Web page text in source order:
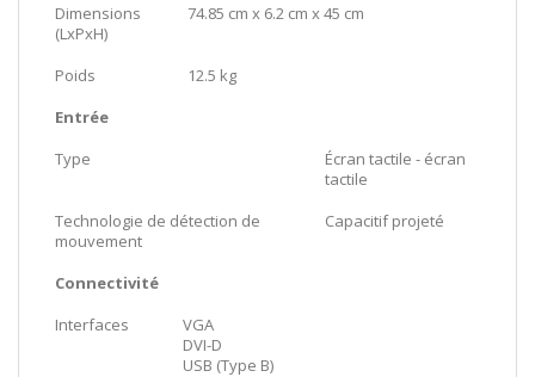
Dimensions
(LxPxH)
74.85 cm x 6.2 cm x 45 cm
Poids
12.5 kg
Entrée
Type
Écran tactile - écran
tactile
Technologie de détection de
mouvement
Capacitif projeté
Connectivité
Interfaces
VGA
DVI-D
USB (Type B)